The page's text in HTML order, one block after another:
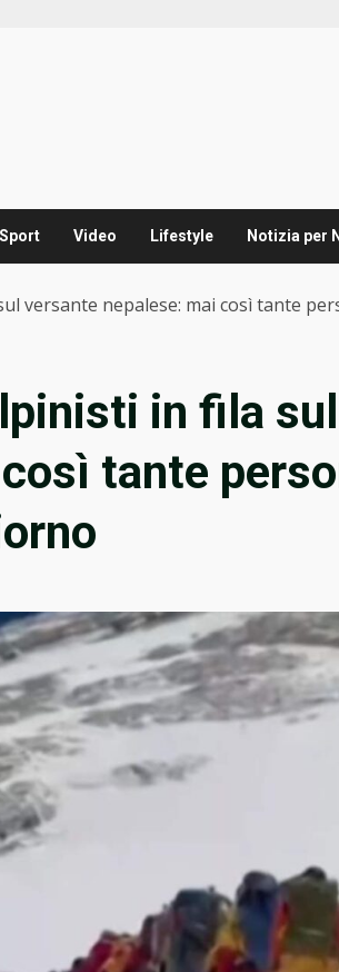
Sport Video Lifestyle Notizia per
versante nepalese: mai così tante
in fila
tante